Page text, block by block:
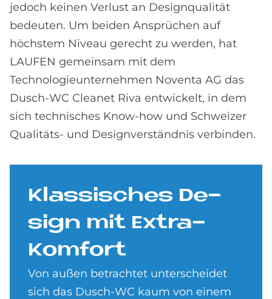
jedoch keinen Verlust an Designqualität
bedeuten. Um beiden Ansprüchen auf
höchstem Niveau gerecht zu werden, hat
LAUFEN gemeinsam mit dem
Technologieunternehmen Noventa AG das
Dusch-WC Cleanet Riva entwickelt, in dem
sich technisches Know-how und Schweizer
Qualitäts- und Designverständnis verbinden.
Klas­si­sches De­
sign mit Ex­tra-
Kom­fort
Von außen betrachtet unterscheidet
sich das Dusch-WC kaum von einem